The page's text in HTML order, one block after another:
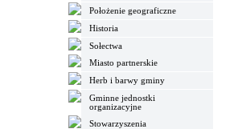
Położenie geograficzne
Historia
Sołectwa
Miasto partnerskie
Herb i barwy gminy
Gminne jednostki
organizacyjne
Stowarzyszenia